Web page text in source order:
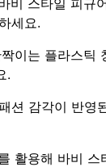
세요.
이는 플라스틱
.
션 감각이 반영
활용해 바비 스